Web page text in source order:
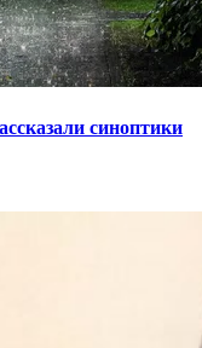
синоптики